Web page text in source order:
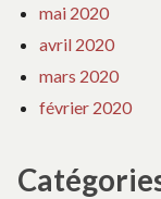
mai 2020
avril 2020
mars 2020
février 2020